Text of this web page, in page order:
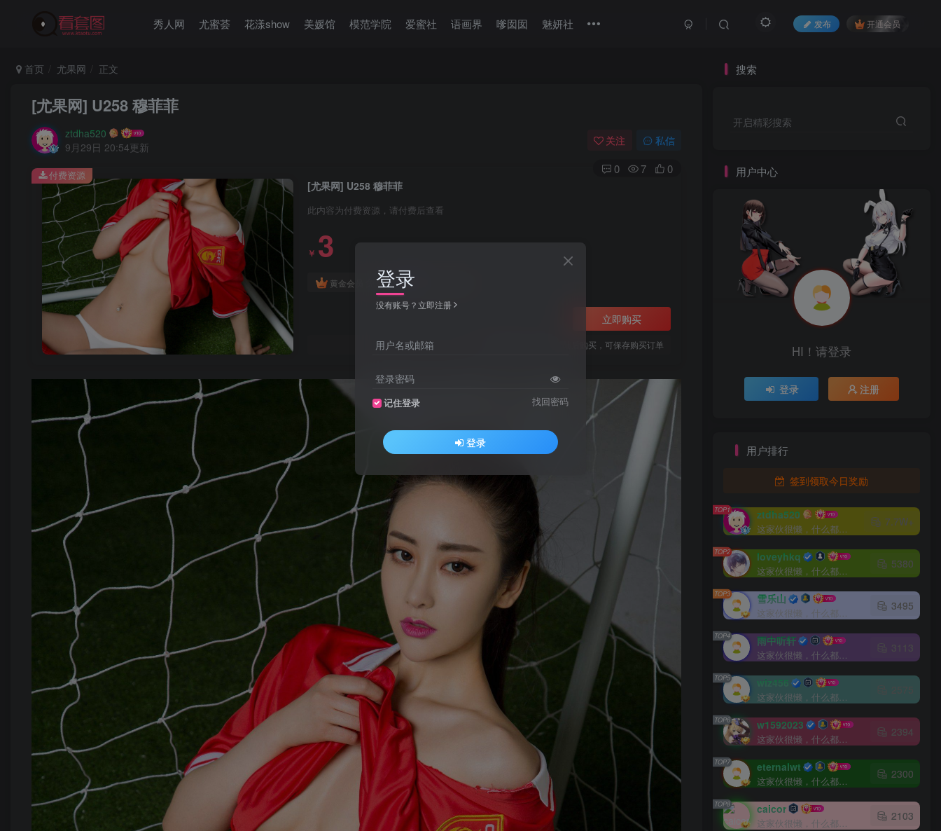
秀人网 尤蜜荟 花漾show 美媛馆 模范学院 爱蜜社 语画界 嗲囡囡 魅妍社 发布 开通会员
首页 尤果网 正文
[尤果网] U258 穆菲菲
ztdha520
9月29日 20:54更新
关注 私信
0 7 0
[尤果网] U258 穆菲菲
此内容为付费资源，请付费后查看
￥ 3
黄金会员 免费
立即购买
您当前未登录！建议登陆后购买，可保存购买订单
付费资源
搜索
开启精彩搜索
用户中心
HI！请登录
登录 注册
用户排行
签到领取今日奖励
TOP1 ztdha520
这家伙很懒，什么都没有写...
7.7W+
TOP2 loveyhkq
这家伙很懒，什么都没有写...
5380
TOP3 雪乐山
这家伙很懒，什么都没有写...
3495
TOP4 雨中听轩
这家伙很懒，什么都没有写...
TOP5 wiz456
这家伙很懒，什么都没有写...
TOP6 w1592023
这家伙很懒，什么都没有写...
2394
TOP7 eternalwt
这家伙很懒，什么都没有写...
2300
TOP8 caicor
这家伙很懒，什么都没有写...
2103
登录
没有账号？立即注册
用户名或邮箱
登录密码
记住登录 找回密码
登录